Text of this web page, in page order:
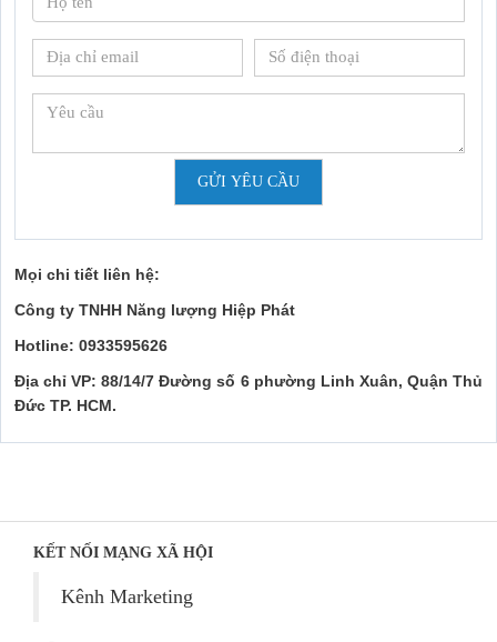
GỬI YÊU CẦU
Mọi chi tiết liên hệ:
Công ty TNHH Năng lượng Hiệp Phát
Hotline: 0933595626
Địa chỉ VP: 88/14/7 Đường số 6 phường Linh Xuân, Quận Thủ
Đức TP. HCM.
KẾT NỐI MẠNG XÃ HỘI
Kênh Marketing